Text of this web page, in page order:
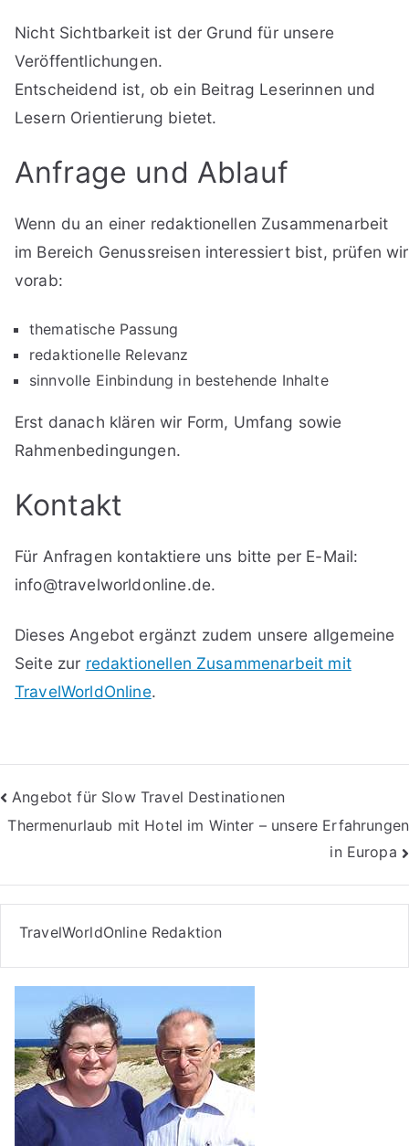
Nicht Sichtbarkeit ist der Grund für unsere
Veröffentlichungen.
Entscheidend ist, ob ein Beitrag Leserinnen und
Lesern Orientierung bietet.
Anfrage und Ablauf
Wenn du an einer redaktionellen Zusammenarbeit
im Bereich Genussreisen interessiert bist, prüfen wir
vorab:
thematische Passung
redaktionelle Relevanz
sinnvolle Einbindung in bestehende Inhalte
Erst danach klären wir Form, Umfang sowie
Rahmenbedingungen.
Kontakt
Für Anfragen kontaktiere uns bitte per E-Mail:
info@travelworldonline.de.
Dieses Angebot ergänzt zudem unsere allgemeine
Seite zur redaktionellen Zusammenarbeit mit
TravelWorldOnline.
Beitragsnavigation
Angebot für Slow Travel Destinationen
Thermenurlaub mit Hotel im Winter – unsere Erfahrungen
in Europa
TravelWorldOnline Redaktion